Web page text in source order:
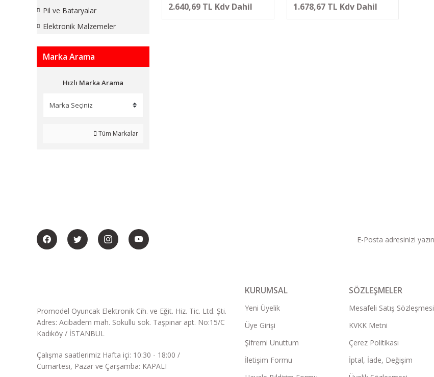
Pil ve Bataryalar
Elektronik Malzemeler
Marka Arama
Hızlı Marka Arama
Tüm Markalar
2.640,69 TL Kdv Dahil 1.678,67 TL Kdv Dahil
Promodel Oyuncak Elektronik Cih. ve Eğit. Hiz. Tic. Ltd. Şti.
Adres: Acıbadem mah. Sokullu sok. Taşpınar apt. No:15/C
Kadıköy / İSTANBUL
Çalışma saatlerimiz Hafta içi: 10:30 - 18:00 /
Cumartesi, Pazar ve Çarşamba: KAPALI
KURUMSAL
Yeni Üyelik
Üye Girişi
Şifremi Unuttum
İletişim Formu
SÖZLEŞMELER
Mesafeli Satış Sözleşmesi
KVKK Metni
Çerez Politikası
İptal, İade, Değişim